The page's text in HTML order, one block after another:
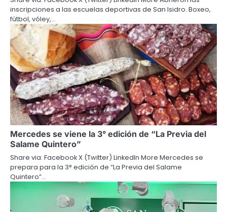
inscripciones a las escuelas deportivas de San Isidro. Boxeo,
fútbol, vóley,…
Mercedes se viene la 3° edición de “La Previa del
Salame Quintero”
Share via: Facebook X (Twitter) LinkedIn More Mercedes se
prepara para la 3° edición de “La Previa del Salame
Quintero”…